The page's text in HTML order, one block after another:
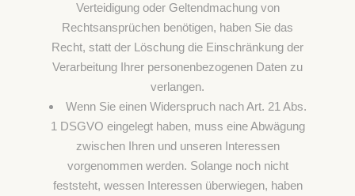
Verteidigung oder Geltendmachung von
Rechtsansprüchen benötigen, haben Sie das
Recht, statt der Löschung die Einschränkung der
Verarbeitung Ihrer personenbezogenen Daten zu
verlangen.
Wenn Sie einen Widerspruch nach Art. 21 Abs.
1 DSGVO eingelegt haben, muss eine Abwägung
zwischen Ihren und unseren Interessen
vorgenommen werden. Solange noch nicht
feststeht, wessen Interessen überwiegen, haben